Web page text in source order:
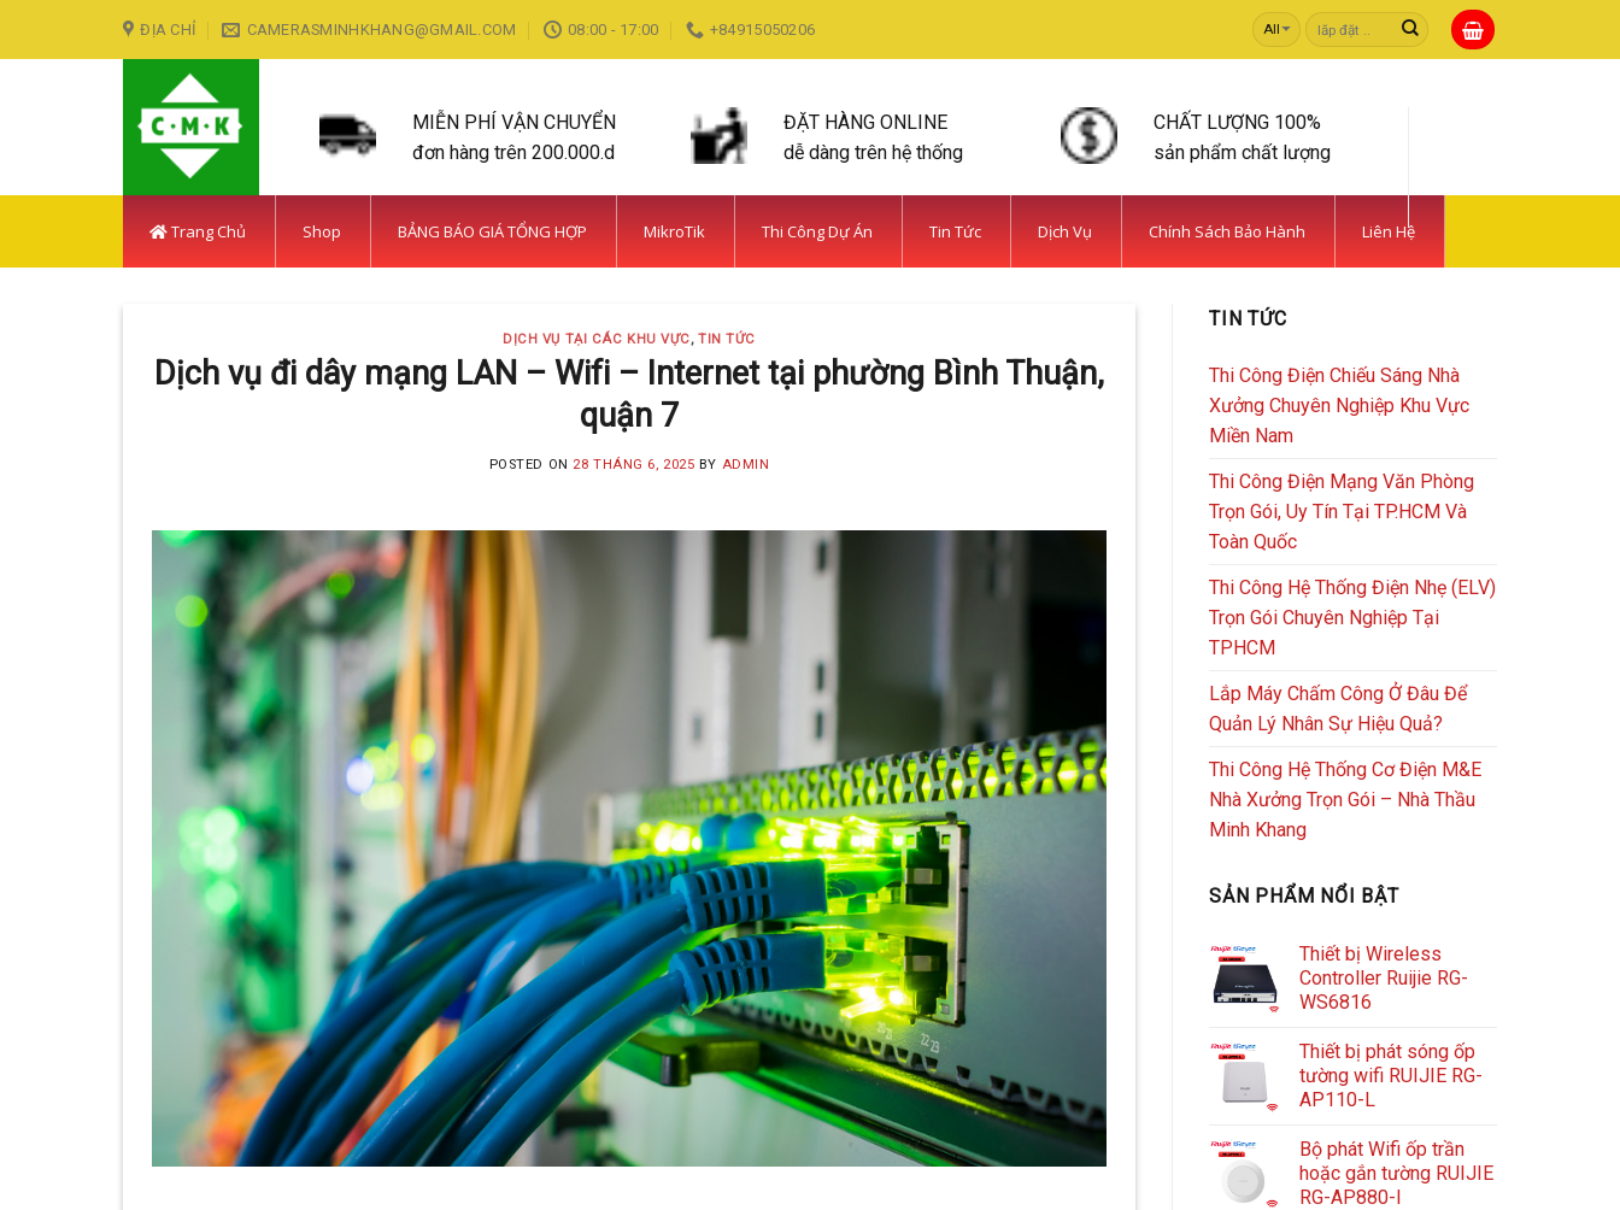
ĐỊA CHỈ CAMERASMINHKHANG@GMAIL.COM 08:00 - 17:00 +84915050206
Tìm
kiếm:
MIỄN PHÍ VẬN CHUYỂN
đơn hàng trên 200.000.d
ĐẶT HÀNG ONLINE
dễ dàng trên hệ thống
CHẤT LƯỢNG 100%
sản phẩm chất lượng
Trang Chủ Shop BẢNG BÁO GIÁ TỔNG HỢP MikroTik Thi Công Dự Án Tin Tức Dịch Vụ Chính Sách Bảo Hành Liên Hệ
DỊCH VỤ TẠI CÁC KHU VỰC,TIN TỨC
Dịch vụ đi dây mạng LAN – Wifi – Internet tại phường Bình Thuận,
quận 7
POSTED ON 28 THÁNG 6, 2025 BY ADMIN
TIN TỨC
Thi Công Điện Chiếu Sáng Nhà
Xưởng Chuyên Nghiệp Khu Vực
Miền Nam
Thi Công Điện Mạng Văn Phòng
Trọn Gói, Uy Tín Tại TP.HCM Và
Toàn Quốc
Thi Công Hệ Thống Điện Nhẹ (ELV)
Trọn Gói Chuyên Nghiệp Tại
TPHCM
Lắp Máy Chấm Công Ở Đâu Để
Quản Lý Nhân Sự Hiệu Quả?
Thi Công Hệ Thống Cơ Điện M&E
Nhà Xưởng Trọn Gói – Nhà Thầu
Minh Khang
SẢN PHẨM NỔI BẬT
Thiết bị Wireless
Controller Ruijie RG-
WS6816
Thiết bị phát sóng ốp
tường wifi RUIJIE RG-
AP110-L
Bộ phát Wifi ốp trần
hoặc gắn tường RUIJIE
RG-AP880-I